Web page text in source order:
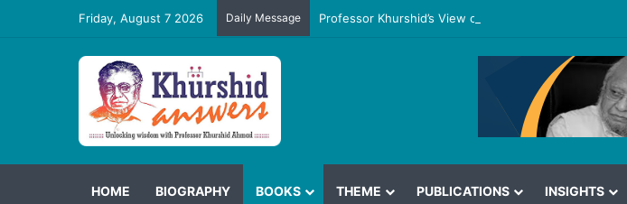
Friday, August 7 2026 Daily Message Professor Khurshid’s View on the G7 Meeting
HOME BIOGRAPHY BOOKS THEME PUBLICATIONS INSIGHTS